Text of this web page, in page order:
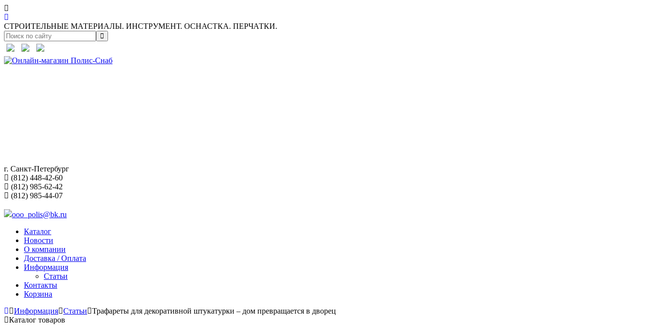
СТРОИТЕЛЬНЫЕ МАТЕРИАЛЫ. ИНСТРУМЕНТ. ОСНАСТКА. ПЕРЧАТКИ.
г. Санкт-Петербург
(812) 448-42-60
(812) 985-62-42
(812) 985-44-07
ooo_polis@bk.ru
Каталог
Новости
О компании
Доставка / Оплата
Информация
Статьи
Контакты
Корзина
Информация Статьи
Трафареты для декоративной штукатурки – дом превращается в дворец
Каталог товаров